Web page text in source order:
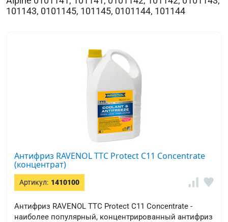
101143, 0101145, 101145, 0101144, 101144
Антифриз RAVENOL TTC Protect C11 Concentrate
(концентрат)
Артикул: 1410100
Антифриз RAVENOL TTC Protect C11 Concentrate -
наиболее популярный, концентрированный антифриз